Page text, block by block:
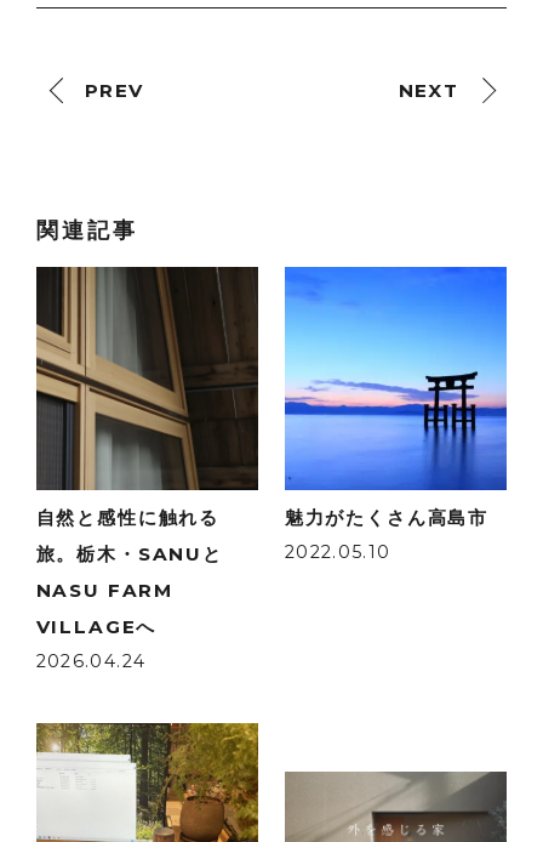
PREV NEXT
関連記事
自然と感性に触れる
旅。栃木・SANUと
NASU FARM
VILLAGEへ
2026.04.24
魅力がたくさん高島市
2022.05.10